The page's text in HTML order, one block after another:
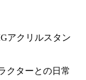
アクリルスタン
クターとの日常